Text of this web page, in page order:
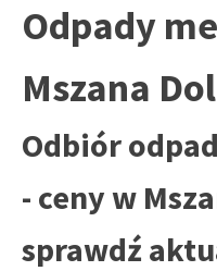
Odpady
Mszana
Odbiór
- ceny w
sprawdź